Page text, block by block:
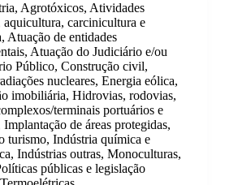
, Agrotóxicos, Atividades
aquicultura, carcinicultura e
, Atuação de entidades
, Atuação do Judiciário e/ou
Público, Construção civil,
nucleares, Energia eólica,
imobiliária, Hidrovias, rodovias,
terminais portuários e
Implantação de áreas protegidas,
turismo, Indústria química e
, Indústrias outras, Monoculturas,
públicas e legislação